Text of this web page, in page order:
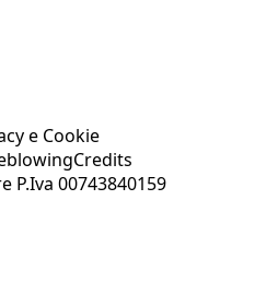
e Cookie
Credits
P.Iva 00743840159